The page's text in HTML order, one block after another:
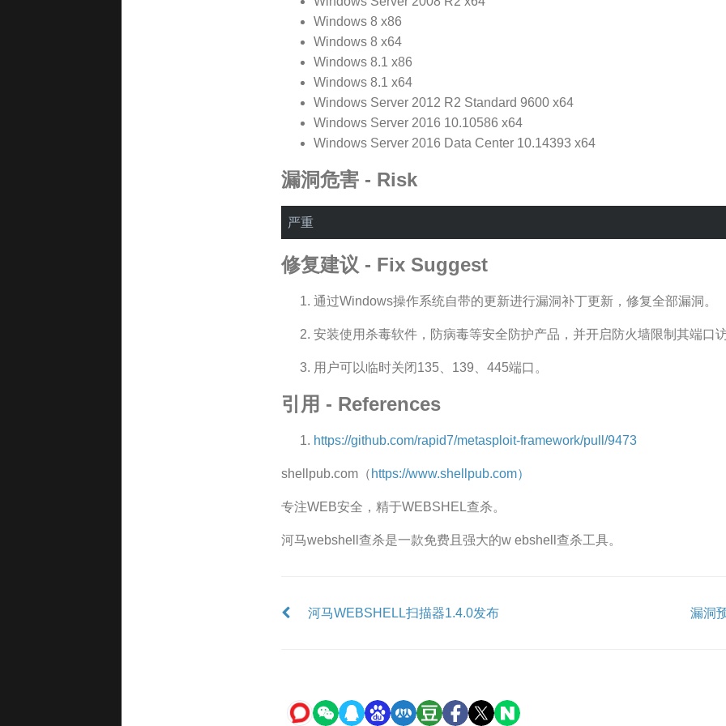
Windows 8 x86
Windows 8 x64
Windows 8.1 x86
Windows 8.1 x64
Windows Server 2012 R2 Standard 9600 x64
Windows Server 2016 10.10586 x64
Windows Server 2016 Data Center 10.14393 x64
漏洞危害 - Risk
修复建议 - Fix Suggest
通过Windows操作系统自带的更新进行漏洞补丁更新，修复全部漏洞。
安装使用杀毒软件，防病毒等安全防护产品，并开启防火墙限制其端口
用户可以临时关闭135、139、445端口。
引用 - References
https://github.com/rapid7/metasploit-framework/pull/9473
shellpub.com（ https://www.shellpub.com）
专注WEB安全，精于WEBSHEL查杀。
河马webshell查杀是一款免费且强大的w ebshell查杀工具。
河马WEBSHELL扫描器1.4.0发布 漏洞